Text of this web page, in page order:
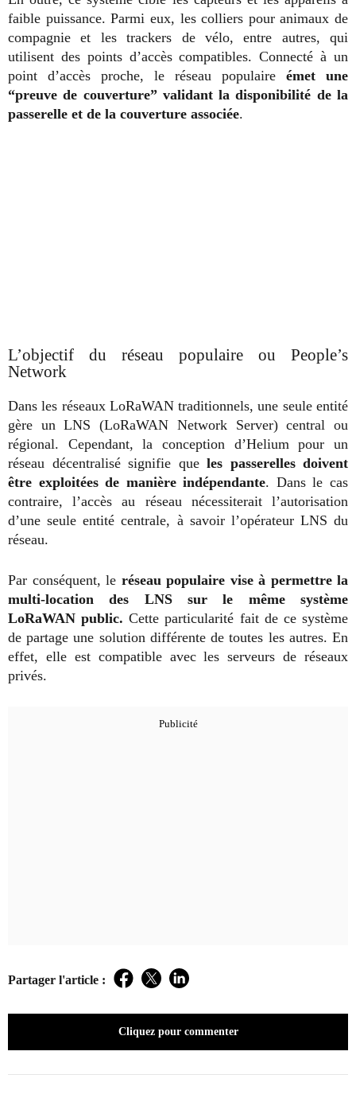
faible puissance. Parmi eux, les colliers pour animaux de
compagnie et les trackers de vélo, entre autres, qui
utilisent des points d’accès compatibles. Connecté à un
point d’accès proche, le réseau populaire émet une
“preuve de couverture” validant la disponibilité de la
passerelle et de la couverture associée.
L’objectif du réseau populaire ou People’s
Network
Dans les réseaux LoRaWAN traditionnels, une seule entité
gère un LNS (LoRaWAN Network Server) central ou
régional. Cependant, la conception d’Helium pour un
réseau décentralisé signifie que les passerelles doivent
être exploitées de manière indépendante. Dans le cas
contraire, l’accès au réseau nécessiterait l’autorisation
d’une seule entité centrale, à savoir l’opérateur LNS du
réseau.
Par conséquent, le réseau populaire vise à permettre la
multi-location des LNS sur le même système
LoRaWAN public.Cette particularité fait de ce système
de partage une solution différente de toutes les autres. En
effet, elle est compatible avec les serveurs de réseaux
privés.
Partager l'article : Facebook
TwitterLinkedIn
Cliquez pour commenter